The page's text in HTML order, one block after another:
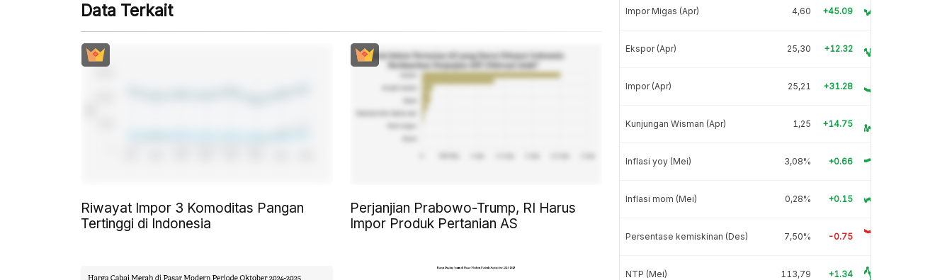
Data Terkait
Riwayat Impor 3 Komoditas Pangan
Tertinggi di Indonesia
Perjanjian Prabowo-Trump, RI Harus
Impor Produk Pertanian AS
Impor Migas (Apr) 4,60 +45.09
Ekspor (Apr) 25,30 +12.32
Impor (Apr) 25,21 +31.28
Kunjungan Wisman (Apr) 1,25 +14.75
Inflasi yoy (Mei) 3,08% +0.66
Inflasi mom (Mei) 0,28% +0.15
Persentase kemiskinan (Des) 7,50% -0.75
NTP (Mei) 113,79 +1.34